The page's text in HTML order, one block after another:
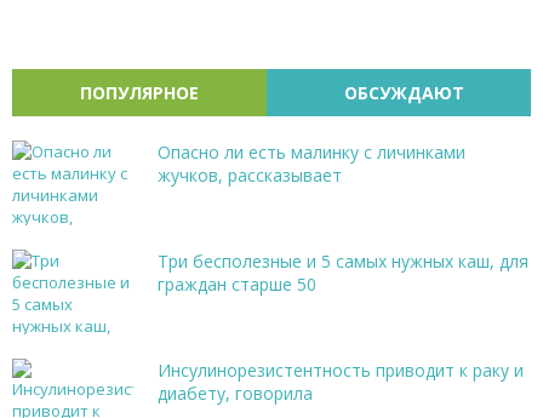
ПОПУЛЯРНОЕ ОБСУЖДАЮТ
Опасно ли есть малинку с личинками
жучков, рассказывает
Три бесполезные и 5 самых нужных каш, для
граждан старше 50
Инсулинорезистентность приводит к раку и
диабету, говорила